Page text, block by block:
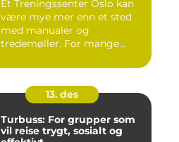
Et Treningssenter Oslo kan
være mye mer enn et sted
med manualer og
tredemøller. For mange
13. des
Turbuss: For grupper som
vil reise trygt, sosialt og